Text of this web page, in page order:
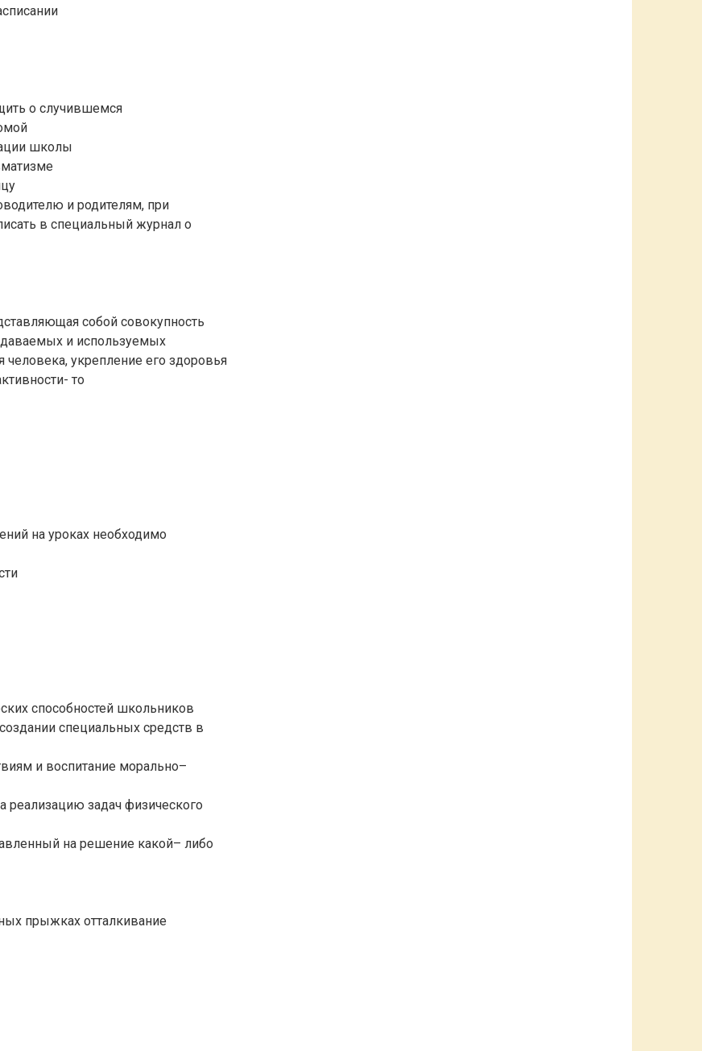
о случившемся
школы
и родителям, при
в специальный журнал о
собой совокупность
и используемых
укрепление его здоровья
то
на уроках необходимо
способностей школьников
специальных средств в
и воспитание морально–
реализацию задач физического
на решение какой– либо
прыжках отталкивание